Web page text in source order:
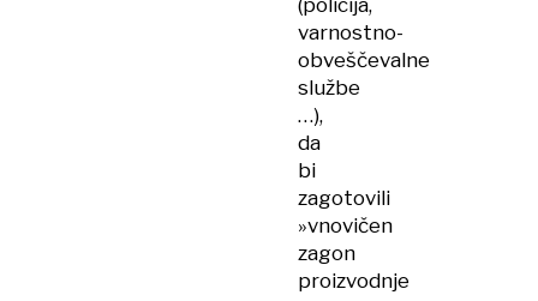
(policija,
varnostno-
obveščevalne
službe
…),
da
bi
zagotovili
»vnovičen
zagon
proizvodnje